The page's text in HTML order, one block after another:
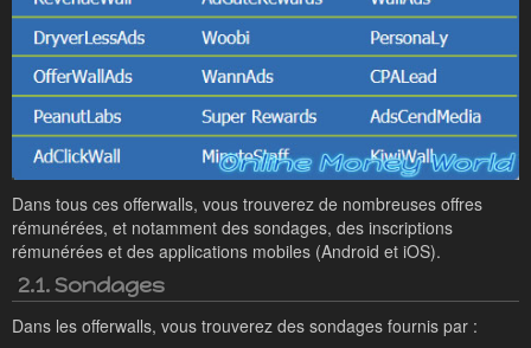
Dans tous ces offerwalls, vous trouverez de nombreuses offres
rémunérées, et notamment des sondages, des inscriptions
rémunérées et des applications mobiles (Android et iOS).
2.1. Sondages
Dans les offerwalls, vous trouverez des sondages fournis par :